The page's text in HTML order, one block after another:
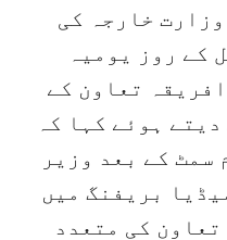
خارجہ کی
کے روز یومیہ
تعاون کے
ہوئے کہا کہ
سمٹ کے بعد وزیر
بریفنگ میں
کی متعدد